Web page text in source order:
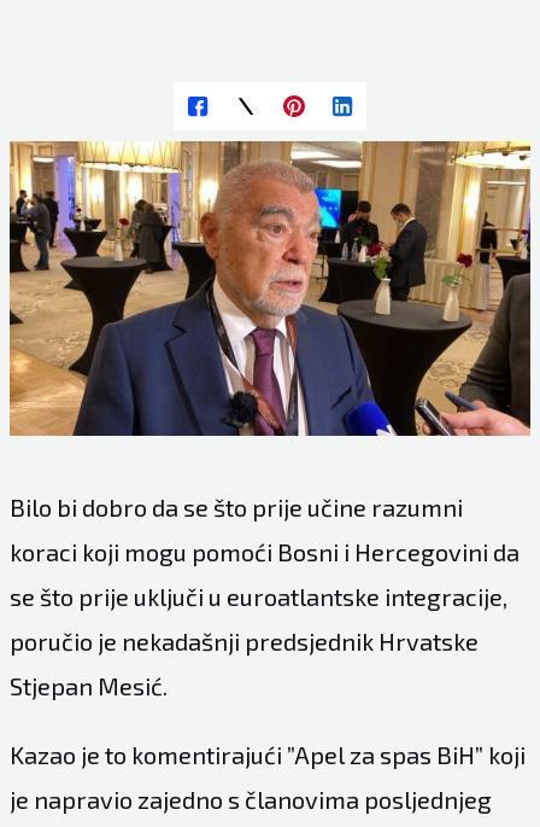
Bilo bi dobro da se što prije učine razumni
koraci koji mogu pomoći Bosni i Hercegovini da
se što prije uključi u euroatlantske integracije,
poručio je nekadašnji predsjednik Hrvatske
Stjepan Mesić.
Kazao je to komentirajući ”Apel za spas BiH” koji
je napravio zajedno s članovima posljednjeg